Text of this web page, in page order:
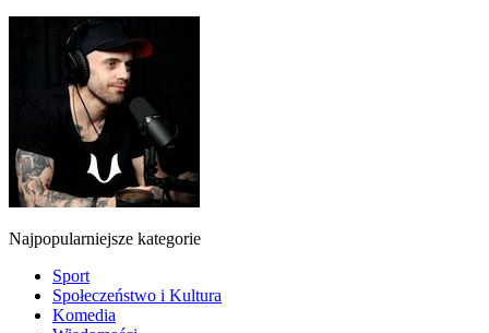
Najpopularniejsze kategorie
Sport
Społeczeństwo i Kultura
Komedia